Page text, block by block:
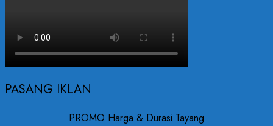
PASANG IKLAN
PROMO Harga & Durasi Tayang